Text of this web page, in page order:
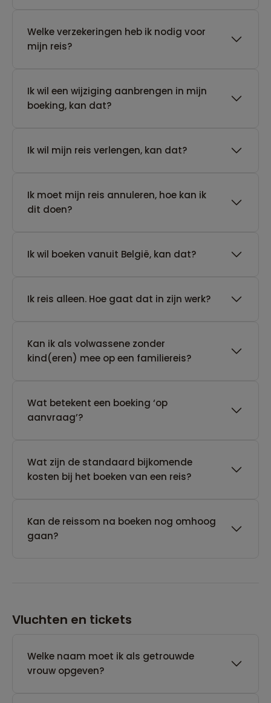
Welke verzekeringen heb ik nodig voor
mijn reis?
Ik wil een wijziging aanbrengen in mijn
boeking, kan dat?
Ik wil mijn reis verlengen, kan dat?
Ik moet mijn reis annuleren, hoe kan ik
dit doen?
Ik wil boeken vanuit België, kan dat?
​Ik reis alleen. Hoe gaat dat in zijn werk?
Kan ik als volwassene zonder
kind(eren) mee op een familiereis?
Wat betekent een boeking ‘op
aanvraag’?
Wat zijn de standaard bijkomende
kosten bij het boeken van een reis?
Kan de reissom na boeken nog omhoog
gaan?
Vluchten en tickets
Welke naam moet ik als getrouwde
vrouw opgeven?